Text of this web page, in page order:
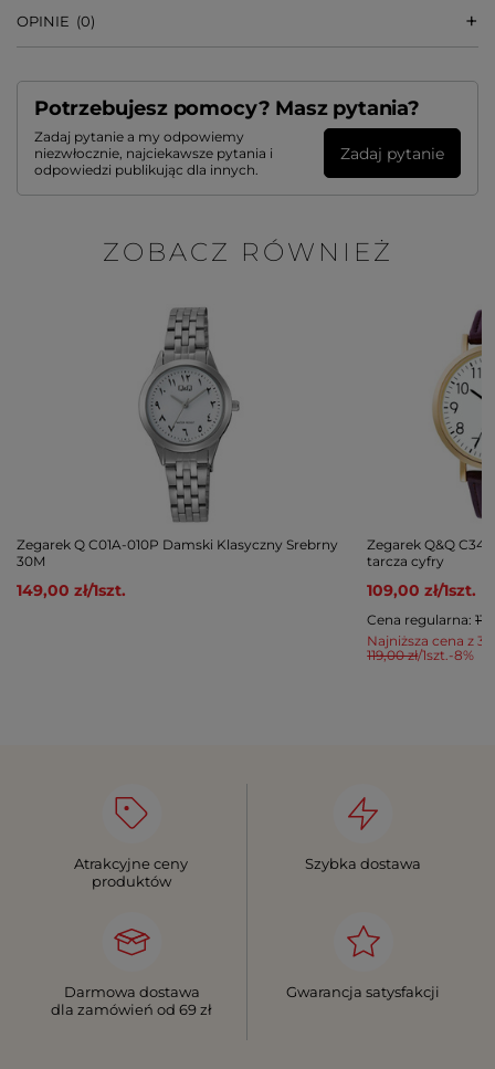
OPINIE (0)
Potrzebujesz pomocy? Masz pytania?
Zadaj pytanie a my odpowiemy
niezwłocznie, najciekawsze pytania i
odpowiedzi publikując dla innych.
Zadaj pytanie
ZOBACZ RÓWNIEŻ
Zegarek Q C01A-010P Damski Klasyczny Srebrny
30M
149,00 zł/1szt.
Zegarek Q&Q
tarcza cyfry
109,00 zł/1szt.
Najniższa cena z
119,00 zł/1szt.-8%
Cena regularna:
Atrakcyjne ceny
produktów
Szybka dostawa
Darmowa dostawa
dla zamówień od 69 zł
Gwarancja satysfakcji